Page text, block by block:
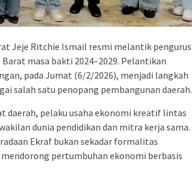
Jeje Ritchie Ismail resmi melantik pengurus
masa bakti 2024–2029. Pelantikan
pada Jumat (6/2/2026), menjadi langkah
salah satu penopang pembangunan daerah.
daerah, pelaku usaha ekonomi kreatif lintas
dunia pendidikan dan mitra kerja sama.
Ekraf bukan sekadar formalitas
pertumbuhan ekonomi berbasis